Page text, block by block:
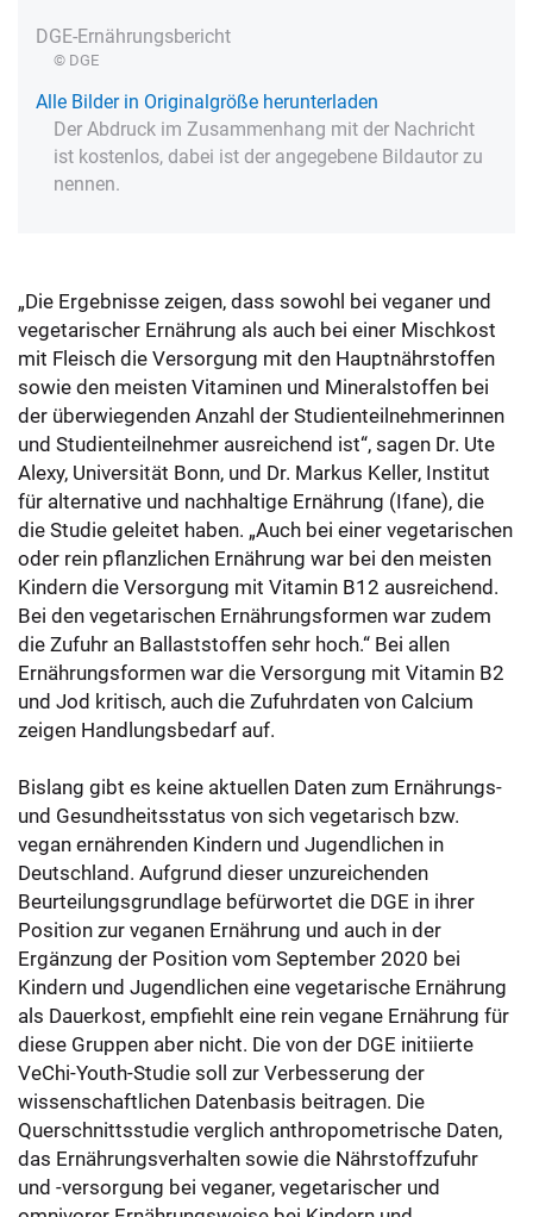
DGE-Ernährungsbericht
© DGE
Alle Bilder in Originalgröße herunterladen
Der Abdruck im Zusammenhang mit der Nachricht
ist kostenlos, dabei ist der angegebene Bildautor zu
nennen.
„Die Ergebnisse zeigen, dass sowohl bei veganer und
vegetarischer Ernährung als auch bei einer Mischkost
mit Fleisch die Versorgung mit den Hauptnährstoffen
sowie den meisten Vitaminen und Mineralstoffen bei
der überwiegenden Anzahl der Studienteilnehmerinnen
und Studienteilnehmer ausreichend ist“, sagen Dr. Ute
Alexy, Universität Bonn, und Dr. Markus Keller, Institut
für alternative und nachhaltige Ernährung (Ifane), die
die Studie geleitet haben. „Auch bei einer vegetarischen
oder rein pflanzlichen Ernährung war bei den meisten
Kindern die Versorgung mit Vitamin B12 ausreichend.
Bei den vegetarischen Ernährungsformen war zudem
die Zufuhr an Ballaststoffen sehr hoch.“ Bei allen
Ernährungsformen war die Versorgung mit Vitamin B2
und Jod kritisch, auch die Zufuhrdaten von Calcium
zeigen Handlungsbedarf auf.
Bislang gibt es keine aktuellen Daten zum Ernährungs-
und Gesundheitsstatus von sich vegetarisch bzw.
vegan ernährenden Kindern und Jugendlichen in
Deutschland. Aufgrund dieser unzureichenden
Beurteilungsgrundlage befürwortet die DGE in ihrer
Position zur veganen Ernährung und auch in der
Ergänzung der Position vom September 2020 bei
Kindern und Jugendlichen eine vegetarische Ernährung
als Dauerkost, empfiehlt eine rein vegane Ernährung für
diese Gruppen aber nicht. Die von der DGE initiierte
VeChi-Youth-Studie soll zur Verbesserung der
wissenschaftlichen Datenbasis beitragen. Die
Querschnittsstudie verglich anthropometrische Daten,
das Ernährungsverhalten sowie die Nährstoffzufuhr
und -versorgung bei veganer, vegetarischer und